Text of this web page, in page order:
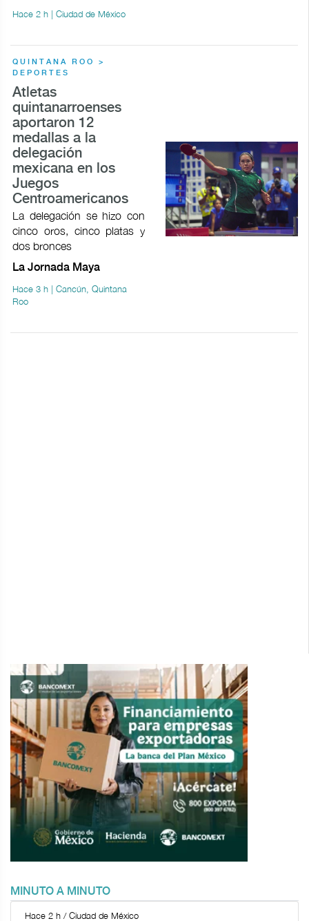
Hace 2 h | Ciudad de México
QUINTANA ROO >
DEPORTES
Atletas
quintanarroenses
aportaron 12
medallas a la
delegación
mexicana en los
Juegos
Centroamericanos
La delegación se hizo con
cinco oros, cinco platas y
dos bronces
La Jornada Maya
Hace 3 h | Cancún, Quintana
Roo
MINUTO A MINUTO
Hace 2 h / Ciudad de México